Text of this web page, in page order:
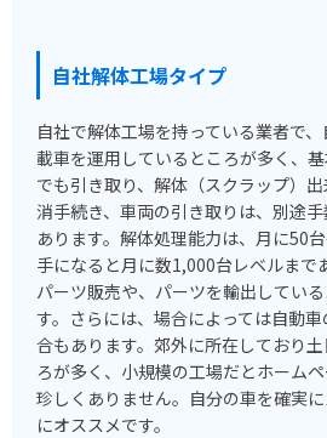
自社解体工場タイプ
自社で解体工場を持っている業者で
載車を運用しているところが多く、
でも引き取り、解体（スクラップ）
消手続き、車両の引き取りは、別途
あります。解体処理能力は、月に50
手になると月に数1,000台レベルまで
パーツ販売や、パーツを輸出してい
す。さらには、場合によっては自動
合もあります。郊外に所在しており
ろが多く、小規模の工場だとホーム
珍しくありません。自分の車を確実
にオススメです。